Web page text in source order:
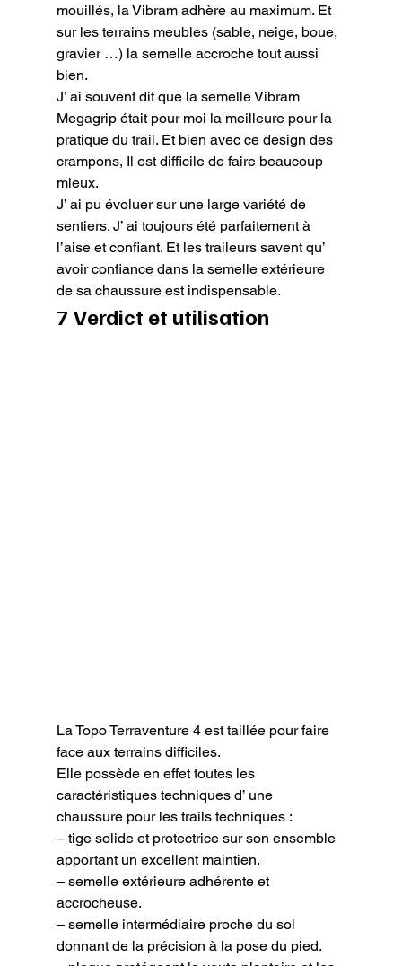
mouillés, la Vibram adhère au maximum. Et
sur les terrains meubles (sable, neige, boue,
gravier …) la semelle accroche tout aussi
bien.
J’ ai souvent dit que la semelle Vibram
Megagrip était pour moi la meilleure pour la
pratique du trail. Et bien avec ce design des
crampons, Il est difficile de faire beaucoup
mieux.
J’ ai pu évoluer sur une large variété de
sentiers. J’ ai toujours été parfaitement à
l’aise et confiant. Et les traileurs savent qu’
avoir confiance dans la semelle extérieure
de sa chaussure est indispensable.
7 Verdict et utilisation
La Topo Terraventure 4 est taillée pour faire
face aux terrains difficiles.
Elle possède en effet toutes les
caractéristiques techniques d’ une
chaussure pour les trails techniques :
– tige solide et protectrice sur son ensemble
apportant un excellent maintien.
– semelle extérieure adhérente et
accrocheuse.
– semelle intermédiaire proche du sol
donnant de la précision à la pose du pied.